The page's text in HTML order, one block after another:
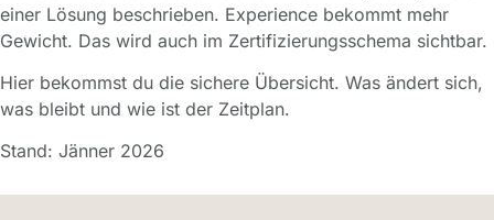
einer Lösung beschrieben. Experience bekommt mehr
Gewicht. Das wird auch im Zertifizierungsschema sichtbar.
Hier bekommst du die sichere Übersicht. Was ändert sich,
was bleibt und wie ist der Zeitplan.
Stand: Jänner 2026